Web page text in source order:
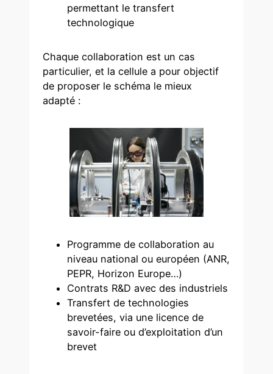
permettant le transfert
technologique
Chaque collaboration est un cas
particulier, et la cellule a pour objectif
de proposer le schéma le mieux
adapté :
Programme de collaboration au
niveau national ou européen (ANR,
PEPR, Horizon Europe…)
Contrats R&D avec des industriels
Transfert de technologies
brevetées, via une licence de
savoir-faire ou d’exploitation d’un
brevet